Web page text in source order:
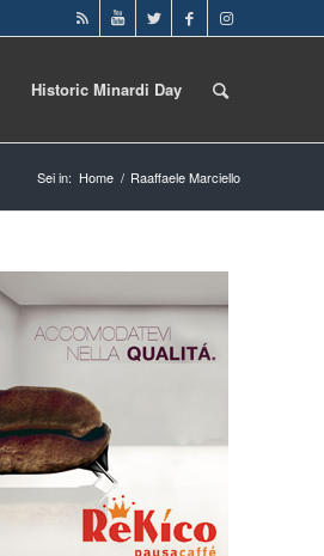
Historic Minardi Day
Sei in: Home / Raaffaele Marciello